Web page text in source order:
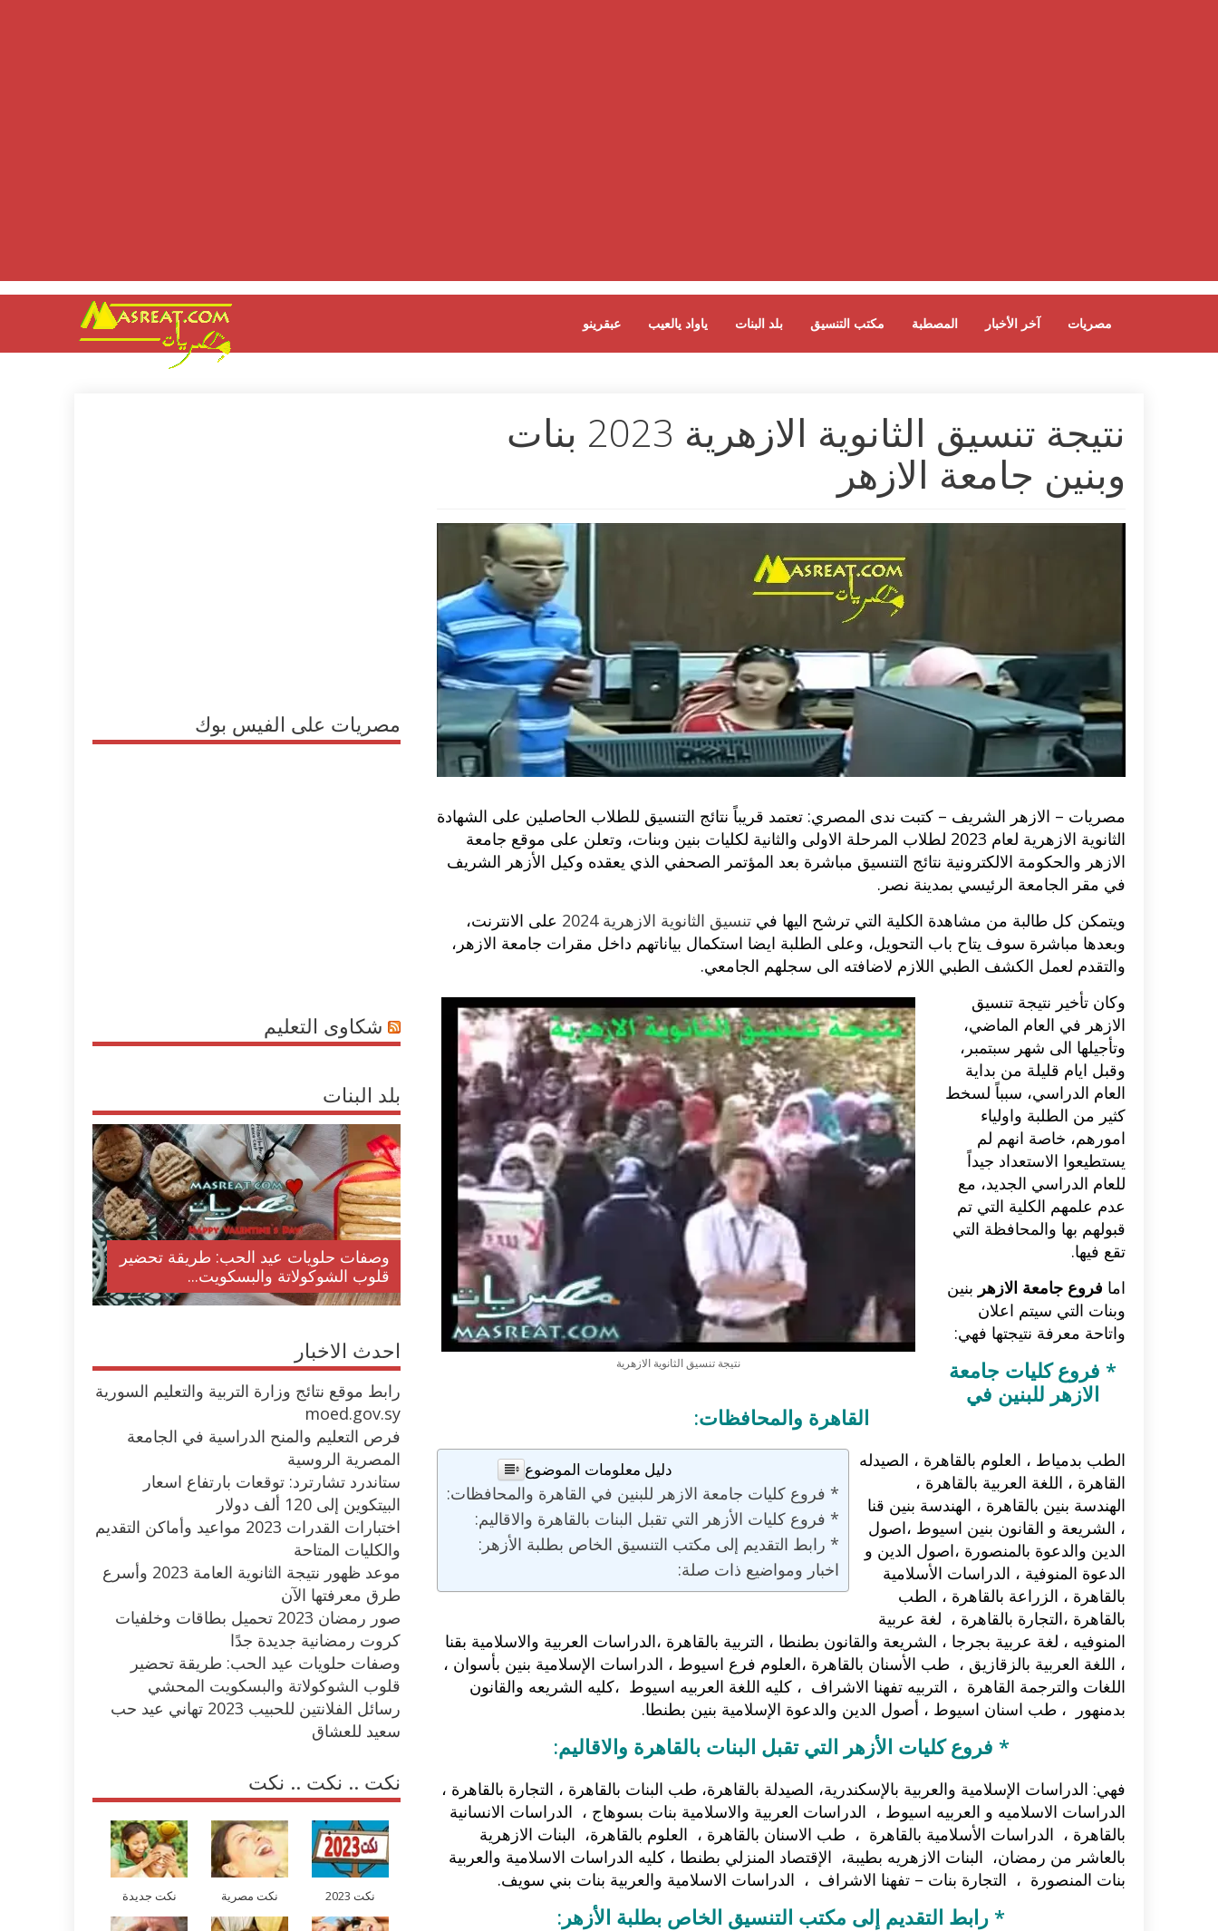
عبقرينو ياواد يالعيب بلد البنات مكتب التنسيق المصطبة آخر الأخبار مصريات
نتيجة تنسيق الثانوية الازهرية 2023 بنات
وبنين جامعة الازهر
مصريات – الازهر الشريف – كتبت ندى المصري: تعتمد قريباً نتائج التنسيق للطلاب الحاصلين على الشهادة
الثانوية الازهرية لعام 2023 لطلاب المرحلة الاولى والثانية لكليات بنين وبنات، وتعلن على موقع جامعة
الازهر والحكومة الالكترونية نتائج التنسيق مباشرة بعد المؤتمر الصحفي الذي يعقده وكيل الأزهر الشريف
في مقر الجامعة الرئيسي بمدينة نصر.
ويتمكن كل طالبة من مشاهدة الكلية التي ترشح اليها في تنسيق الثانوية الازهرية 2024
على الانترنت،
وبعدها مباشرة سوف يتاح باب التحويل، وعلى الطلبة ايضا استكمال بياناتهم داخل مقرات جامعة الازهر،
والتقدم لعمل الكشف الطبي اللازم لاضافته الى سجلهم الجامعي.
نتيجة تنسيق الثانوية الازهرية
وكان تأخير نتيجة تنسيق
الازهر في العام الماضي،
وتأجيلها الى شهر سبتمبر،
وقبل ايام قليلة من بداية
العام الدراسي، سبباً لسخط
كثير من الطلبة واولياء
امورهم، خاصة انهم لم
يستطيعوا الاستعداد جيداً
للعام الدراسي الجديد، مع
عدم علمهم الكلية التي تم
قبولهم بها والمحافظة التي
تقع فيها.
اما فروع جامعة الازهر بنين
وبنات التي سيتم اعلان
واتاحة معرفة نتيجتها فهي:
* فروع كليات جامعة
الازهر للبنين في
القاهرة والمحافظات:
دليل معلومات الموضوع
* فروع كليات جامعة الازهر للبنين في القاهرة والمحافظات:
* فروع كليات الأزهر التي تقبل البنات بالقاهرة والاقاليم:
* رابط التقديم إلى مكتب التنسيق الخاص بطلبة الأزهر:
اخبار ومواضيع ذات صلة:
الطب بدمياط ، العلوم بالقاهرة ، الصيدله
القاهرة ، اللغة العربية بالقاهرة ،
الهندسة بنين بالقاهرة ، الهندسة بنين قنا
، الشريعة و القانون بنين اسيوط ،اصول
الدين والدعوة بالمنصورة ،اصول الدين و
الدعوة المنوفية ، الدراسات الأسلامية
بالقاهرة ، الزراعة بالقاهرة ، الطب
بالقاهرة ،التجارة بالقاهرة ، لغة عربية
المنوفيه ، لغة عربية بجرجا ، الشريعة والقانون بطنطا ، التربية بالقاهرة ،الدراسات العربية والاسلامية بقنا
، اللغة العربية بالزقازيق ، طب الأسنان بالقاهرة ،العلوم فرع اسيوط ، الدراسات الإسلامية بنين بأسوان ،
اللغات والترجمة القاهرة ، التربيه تفهنا الاشراف ، كليه اللغة العربيه اسيوط ،كليه الشريعه والقانون
بدمنهور ، طب اسنان اسيوط ، أصول الدين والدعوة الإسلامية بنين بطنطا.
* فروع كليات الأزهر التي تقبل البنات بالقاهرة والاقاليم:
فهي: الدراسات الإسلامية والعربية بالإسكندرية، الصيدلة بالقاهرة، طب البنات بالقاهرة ، التجارة بالقاهرة ،
الدراسات الاسلاميه و العربيه اسيوط ، الدراسات العربية والاسلامية بنات بسوهاج ، الدراسات الانسانية
بالقاهرة ، الدراسات الأسلامية بالقاهرة ، طب الاسنان بالقاهرة ، العلوم بالقاهرة، البنات الازهرية
بالعاشر من رمضان، البنات الازهريه بطيبة، الإقتصاد المنزلي بطنطا ، كليه الدراسات الاسلامية والعربية
بنات المنصورة ، التجارة بنات – تفهنا الاشراف ، الدراسات الاسلامية والعربية بنات بني سويف.
* رابط التقديم إلى مكتب التنسيق الخاص بطلبة الأزهر:
مصريات على الفيس بوك
شكاوى التعليم
بلد البنات
وصفات حلويات عيد الحب: طريقة تحضير
قلوب الشوكولاتة والبسكويت...
وصفات أكلات عيد راس السنة الميلادية
والميلاد المجيد الكريسما...
طريقة تحضير حلاوة المولد النبوي مع
وصفات بالفيديو والصور...
اكلات عيد الاضحى 2023 وصفات طبخ
احدث الاخبار
رابط موقع نتائج وزارة التربية والتعليم السورية
moed.gov.sy
فرص التعليم والمنح الدراسية في الجامعة
المصرية الروسية
ستاندرد تشارترد: توقعات بارتفاع اسعار
البيتكوين إلى 120 ألف دولار
اختبارات القدرات 2023 مواعيد وأماكن التقديم
والكليات المتاحة
موعد ظهور نتيجة الثانوية العامة 2023 وأسرع
طرق معرفتها الآن
صور رمضان 2023 تحميل بطاقات وخلفيات
كروت رمضانية جديدة جدًا
وصفات حلويات عيد الحب: طريقة تحضير
قلوب الشوكولاتة والبسكويت المحشي
رسائل الفلانتين للحبيب 2023 تهاني عيد حب
سعيد للعشاق
نكت .. نكت .. نكت
نكت 2023 نكت مصرية نكت جديدة